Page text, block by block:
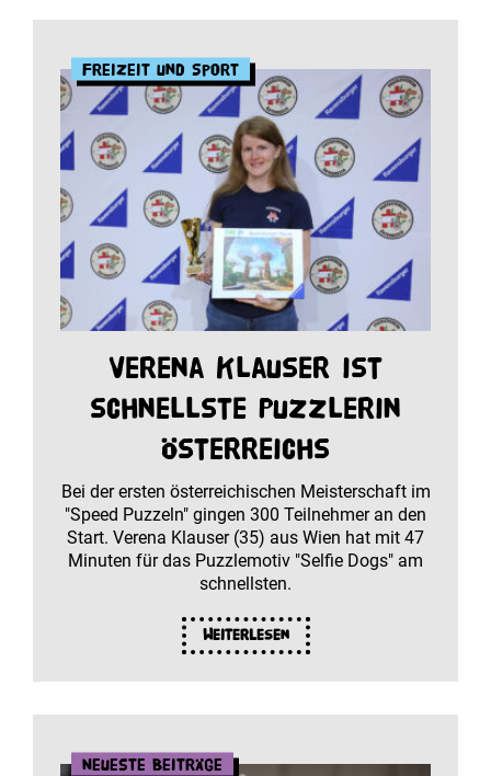
Freizeit und Sport
Verena Klauser ist
schnellste Puzzlerin
Österreichs
Bei der ersten österreichischen Meisterschaft im
"Speed Puzzeln" gingen 300 Teilnehmer an den
Start. Verena Klauser (35) aus Wien hat mit 47
Minuten für das Puzzlemotiv "Selfie Dogs" am
schnellsten.
Weiterlesen
Neueste Beiträge